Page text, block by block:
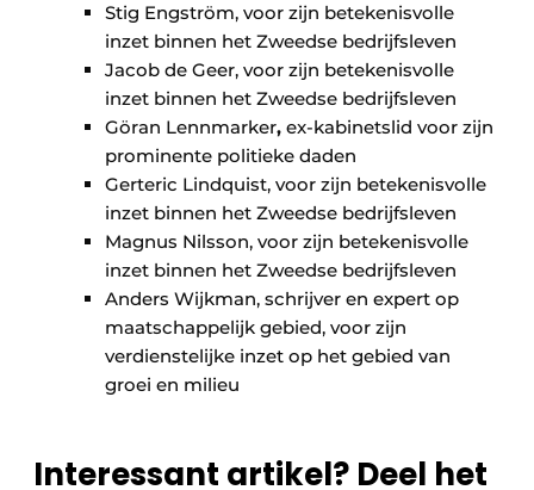
Stig Engström, voor zijn betekenisvolle
inzet binnen het Zweedse bedrijfsleven
Jacob de Geer, voor zijn betekenisvolle
inzet binnen het Zweedse bedrijfsleven
Göran Lennmarker, ex-kabinetslid voor zijn
prominente politieke daden
Gerteric Lindquist, voor zijn betekenisvolle
inzet binnen het Zweedse bedrijfsleven
Magnus Nilsson, voor zijn betekenisvolle
inzet binnen het Zweedse bedrijfsleven
Anders Wijkman, schrijver en expert op
maatschappelijk gebied, voor zijn
verdienstelijke inzet op het gebied van
groei en milieu
Interessant artikel? Deel het